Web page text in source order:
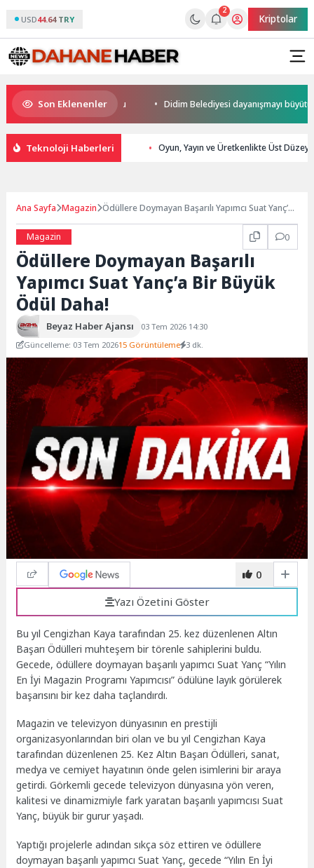
USD44.64 TRY
2
Kriptolar
Son Eklenenler
kupalar sahiplerini buldu Didim Belediyesi dayanışmayı büyütüyor
Teknoloji Haberleri Oyun, Yayın ve Üretkenlikte Üst
Ana Sayfa Magazin Ödüllere Doymayan Başarılı Yapımcı Suat Yanç’a
Magazin
0
Ödüllere Doymayan Başarılı
Yapımcı Suat Yanç’a Bir Büyük
Ödül Daha!
Beyaz Haber Ajansı
03 Tem 2026 14:30
Güncelleme: 03 Tem 202615 Görüntüleme 3 dk.
0
Yazı Özetini Göster
Bu yıl Cengizhan Kaya tarafından 25. kez düzenlenen Altın
Başarı Ödülleri muhteşem bir törenle sahiplerini buldu.
Gecede, ödüllere doymayan başarılı yapımcı Suat Yanç “Yılın
En İyi Magazin Programı Yapımcısı” ödülüne layık görülerek
başarısını bir kez daha taçlandırdı.
Magazin ve televizyon dünyasının en prestijli
organizasyonlarından biri olan ve bu yıl Cengizhan Kaya
tarafından düzenlenen 25. Kez Altın Başarı Ödülleri, sanat,
medya ve cemiyet hayatının önde gelen isimlerini bir araya
getirdi. Görkemli gecede televizyon dünyasına yön veren,
kalitesi ve dinamizmiyle fark yaratan başarılı yapımcısı Suat
Yanç, büyük bir gurur yaşadı.
Yaptığı projelerle adından sıkça söz ettiren ve ödüllere
doymayan başarılı yapımcı Suat Yanç, gecede “Yılın En İyi